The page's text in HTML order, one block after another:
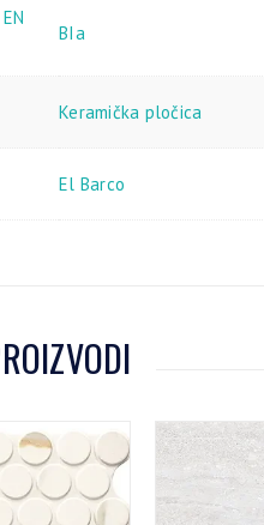
BIa
Keramička pločica
El Barco